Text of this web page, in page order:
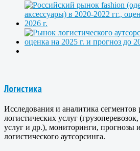
Логистика
Исследования и аналитика
логистических услуг
услуг и др.), мониторинги, прогнозы
логистического аутсорсинга.